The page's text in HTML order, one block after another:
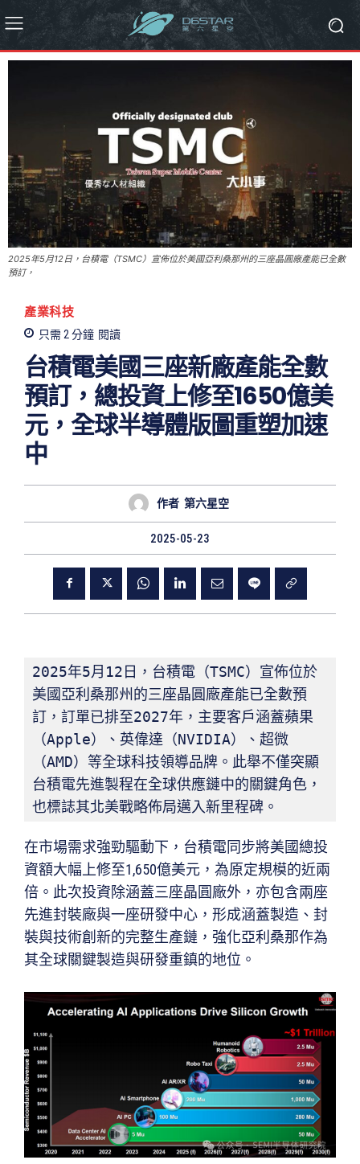
2025年5月12日，台積電（TSMC）宣佈位於美國亞利桑那州的三座晶圓廠產能已全數
預訂，
產業科技
只需 2 分鐘 閱讀
台積電美國三座新廠產能全數
預訂，總投資上修至1650億美
元，全球半導體版圖重塑加速
中
作者 第六星空
2025-05-23
2025年5月12日，台積電（TSMC）宣佈位於
美國亞利桑那州的三座晶圓廠產能已全數預
訂，訂單已排至2027年，主要客戶涵蓋蘋果
（Apple）、英偉達（NVIDIA）、超微
（AMD）等全球科技領導品牌。此舉不僅突顯
台積電先進製程在全球供應鏈中的關鍵角色，
也標誌其北美戰略佈局邁入新里程碑。
在市場需求強勁驅動下，台積電同步將美國總投
資額大幅上修至1,650億美元，為原定規模的近兩
倍。此次投資除涵蓋三座晶圓廠外，亦包含兩座
先進封裝廠與一座研發中心，形成涵蓋製造、封
裝與技術創新的完整生產鏈，強化亞利桑那作為
其全球關鍵製造與研發重鎮的地位。